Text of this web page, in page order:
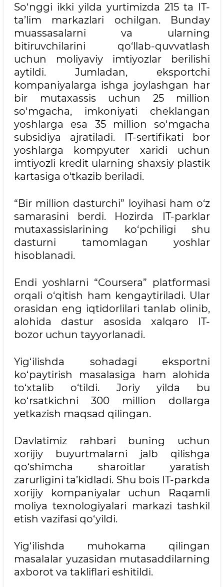
So‘nggi ikki yilda yurtimizda 215 ta IT-
ta’lim markazlari ochilgan. Bunday
muassasalarni va ularning
bitiruvchilarini qo‘llab-quvvatlash
uchun moliyaviy imtiyozlar berilishi
aytildi. Jumladan, eksportchi
kompaniyalarga ishga joylashgan har
bir mutaxassis uchun 25 million
so‘mgacha, imkoniyati cheklangan
yoshlarga esa 35 million so‘mgacha
subsidiya ajratiladi. IT-sertifikati bor
yoshlarga kompyuter xaridi uchun
imtiyozli kredit ularning shaxsiy plastik
kartasiga o‘tkazib beriladi.
“Bir million dasturchi” loyihasi ham o‘z
samarasini berdi. Hozirda IT-parklar
mutaxassislarining ko‘pchiligi shu
dasturni tamomlagan yoshlar
hisoblanadi.
Endi yoshlarni “Coursera” platformasi
orqali o‘qitish ham kengaytiriladi. Ular
orasidan eng iqtidorlilari tanlab olinib,
alohida dastur asosida xalqaro IT-
bozor uchun tayyorlanadi.
Yig‘ilishda sohadagi eksportni
ko‘paytirish masalasiga ham alohida
to‘xtalib o‘tildi. Joriy yilda bu
ko‘rsatkichni 300 million dollarga
yetkazish maqsad qilingan.
Davlatimiz rahbari buning uchun
xorijiy buyurtmalarni jalb qilishga
qo‘shimcha sharoitlar yaratish
zarurligini ta’kidladi. Shu bois IT-parkda
xorijiy kompaniyalar uchun Raqamli
moliya texnologiyalari markazi tashkil
etish vazifasi qo‘yildi.
Yig‘ilishda muhokama qilingan
masalalar yuzasidan mutasaddilarning
axborot va takliflari eshitildi.